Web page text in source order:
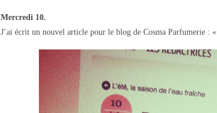
Mercredi 10.
J’ai écrit un nouvel article pour le blog de Cosma Parfumerie : «